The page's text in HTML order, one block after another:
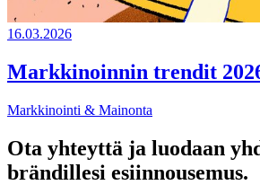
16.03.2026
Markkinoinnin trendit
Markkinointi & Mainonta
Ota yhteyttä ja luodaan
brändillesi esiinnousemus.